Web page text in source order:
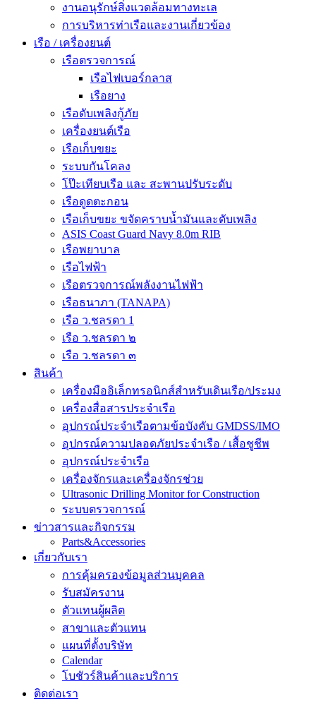
งานอนุรักษ์สิ่งแวดล้อมทางทะเล
การบริหารท่าเรือและงานเกี่ยวข้อง
เรือ / เครื่องยนต์
เรือตรวจการณ์
เรือไฟเบอร์กลาส
เรือยาง
เรือดับเพลิงกู้ภัย
เครื่องยนต์เรือ
เรือเก็บขยะ
ระบบกันโคลง
โป๊ะเทียบเรือ และ สะพานปรับระดับ
เรือดูดตะกอน
เรือเก็บขยะ ขจัดคราบน้ำมันและดับเพลิง
ASIS Coast Guard Navy 8.0m RIB
เรือพยาบาล
เรือไฟฟ้า
เรือตรวจการณ์พลังงานไฟฟ้า
เรือธนาภา (TANAPA)
เรือ ว.ชลรดา 1
เรือ ว.ชลรดา ๒
เรือ ว.ชลรดา ๓
สินค้า
เครื่องมืออิเล็กทรอนิกส์สำหรับเดินเรือ/ประมง
เครื่องสื่อสารประจำเรือ
อุปกรณ์ประจำเรือตามข้อบังคับ GMDSS/IMO
อุปกรณ์ความปลอดภัยประจำเรือ / เสื้อชูชีพ
อุปกรณ์ประจำเรือ
เครื่องจักรและเครื่องจักรช่วย
Ultrasonic Drilling Monitor for Construction
ระบบตรวจการณ์
ข่าวสารและกิจกรรม
Parts&Accessories
เกี่ยวกับเรา
การคุ้มครองข้อมูลส่วนบุคคล
รับสมัครงาน
ตัวแทนผู้ผลิต
สาขาและตัวแทน
แผนที่ตั้งบริษัท
Calendar
โบชัวร์สินค้าและบริการ
ติดต่อเรา